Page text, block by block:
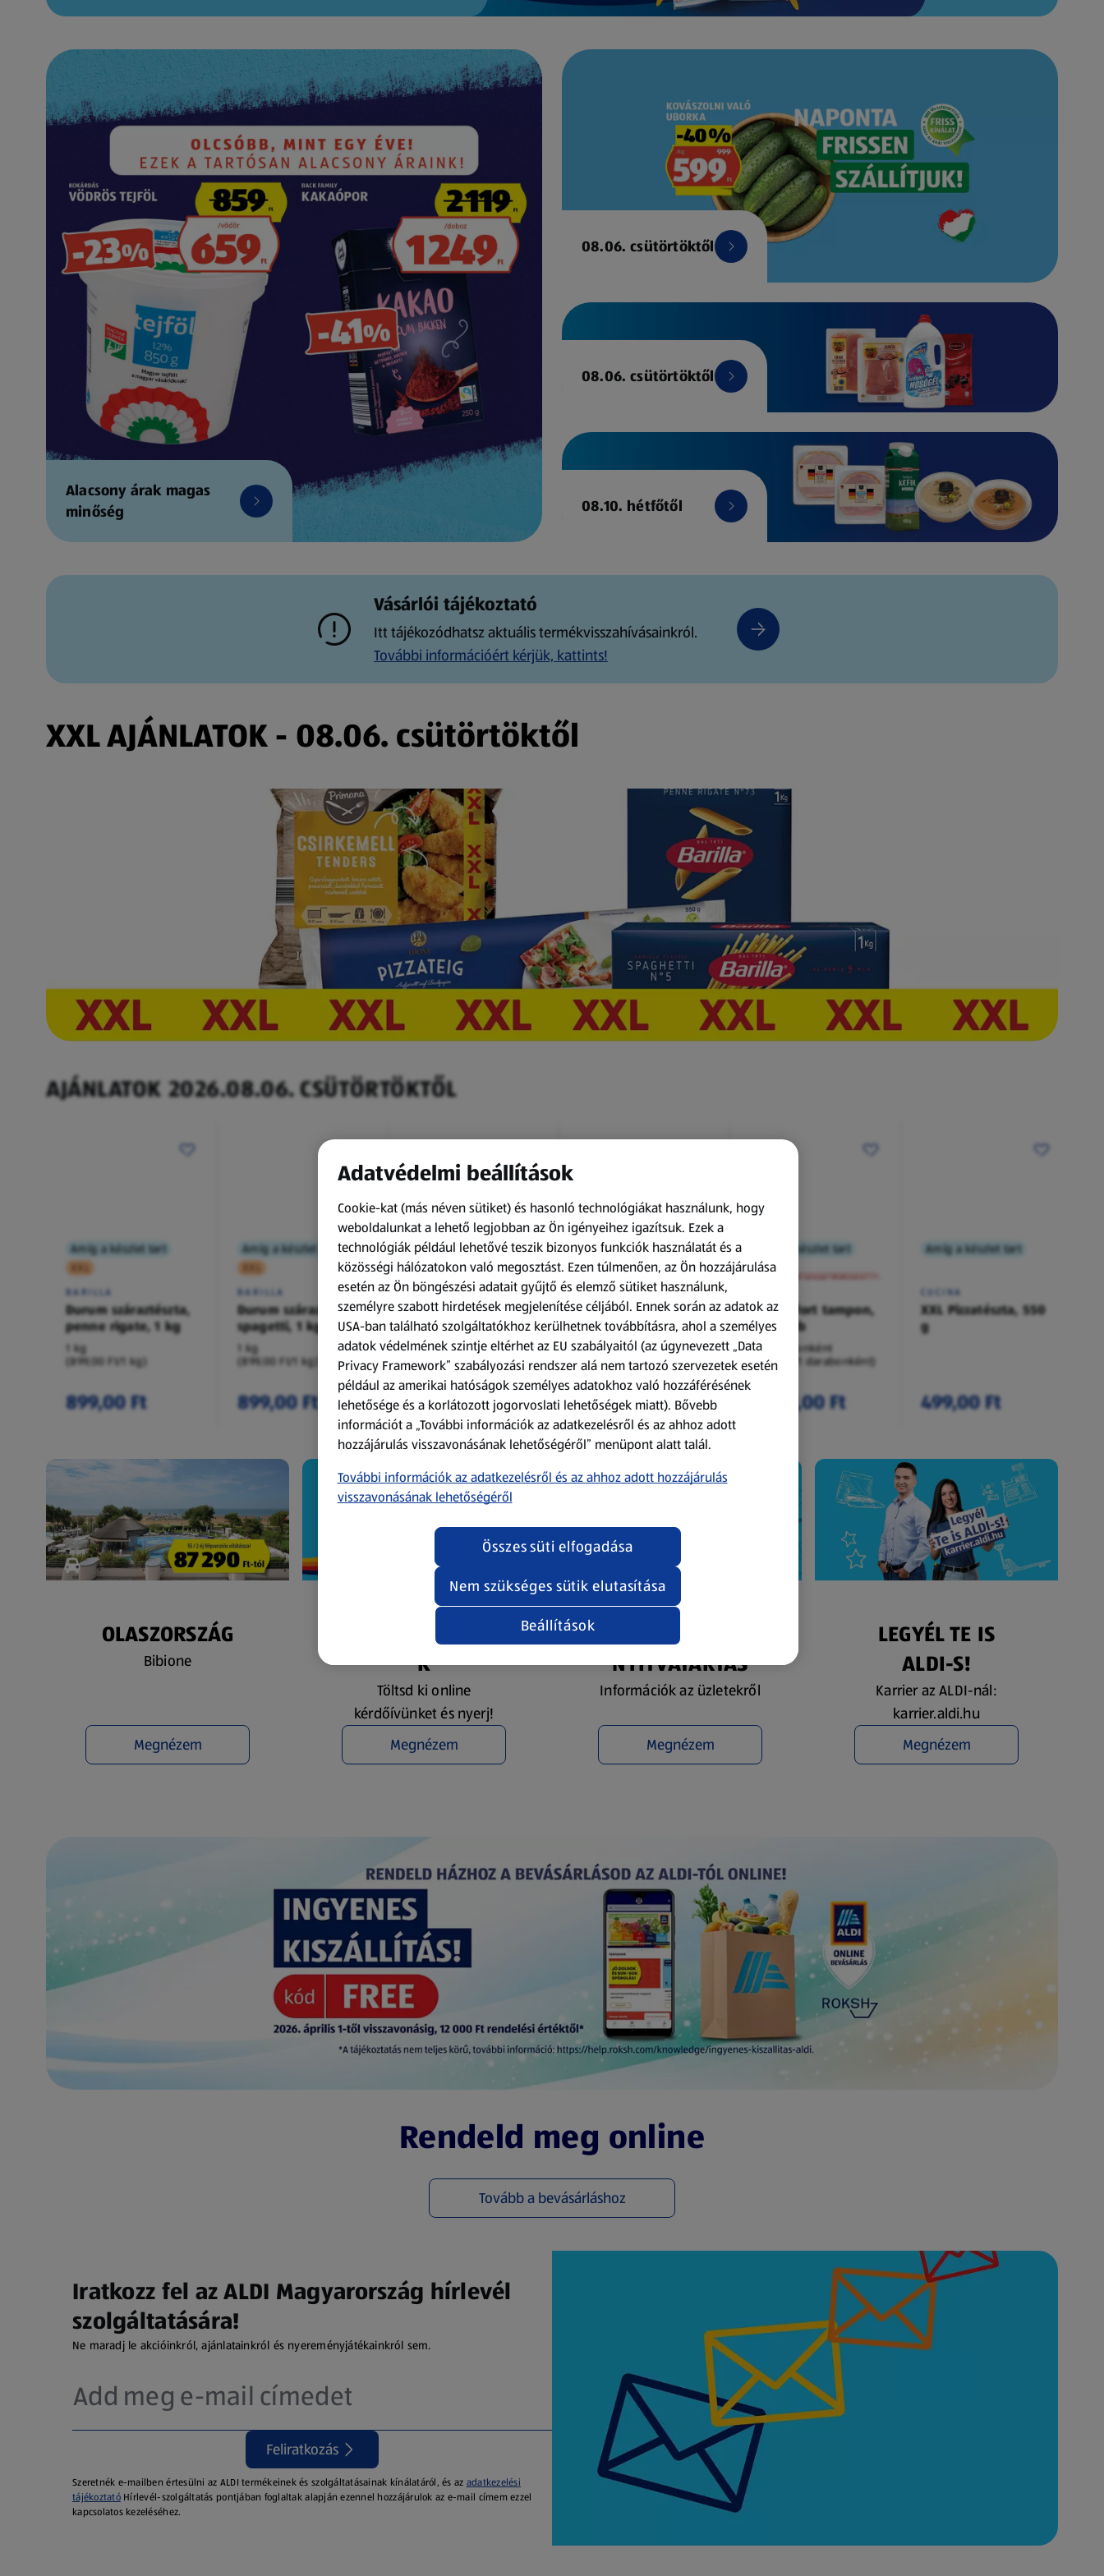
Alacsony árak magas
minőség
08.06. csütörtöktől
08.06. csütörtöktől
08.10. hétfőtől
Vásárlói tájékoztató
Itt tájékozódhatsz aktuális termékvisszahívásainkról.
További információért kérjük, kattints!
XXL AJÁNLATOK - 08.06. csütörtöktől
AJÁNLATOK 2026.08.06. CSÜTÖRTÖKTŐL
Amíg a készlet tart
XXL
BARILLA
Durum száraztészta,
penne rigate, 1 kg
1 kg
(899,00 Ft/1 kg)
899,00 Ft
Amíg a készlet tart
XXL
BARILLA
Durum száraztészta,
spagetti, 1 kg
1 kg
(899,00 Ft/1 kg)
899,00 Ft
Amíg a készlet tart
XXL
ACTIMEL
Actimel joghurtital, 8
palack
0,8 kg
(1 186,25 Ft/1 kg)
949,00 Ft
Amíg a készlet tart
XXL
O.B.
Procomfort tampon,
64 darab
64 darabonként
(59,36 Ft/1 darabonként)
3 799,00 Ft
Amíg a készlet tart
XXL
A termék nem érkezett meg!
Procomfort tampon,
54 darab
54 darabonként
(62,94 Ft/1 darabonként)
3 399,00 Ft
Amíg a készlet tart
CUCINA
XXL Pizzatészta, 550
g
499,00 Ft
OLASZORSZÁG
Bibione
Megnézem
NYEREMÉNYJÁTÉ
K
Töltsd ki online
kérdőívünket és nyerj!
Megnézem
ÜZLETKERESŐ ÉS
NYITVATARTÁS
Információk az üzletekről
Megnézem
LEGYÉL TE IS
ALDI-S!
Karrier az ALDI-nál:
karrier.aldi.hu
Megnézem
(új oldalon nyílik meg)
Rendeld meg online
Tovább a bevásárláshoz
(új oldalon nyílik meg)
Iratkozz fel az ALDI Magyarország hírlevél
szolgáltatására!
Ne maradj le akcióinkról, ajánlatainkról és nyereményjátékainkról sem.
Feliratkozás
Szeretnék e-mailben értesülni az ALDI termékeinek és szolgáltatásainak kínálatáról, és az adatkezelési
tájékoztatóHírlevél-szolgáltatás pontjában foglaltak alapján ezennel hozzájárulok az e-mail címem ezzel
kapcsolatos kezeléséhez.
Adatvédelmi beállítások
Cookie-kat (más néven sütiket) és hasonló technológiákat használunk, hogy
weboldalunkat a lehető legjobban az Ön igényeihez igazítsuk. Ezek a
technológiák például lehetővé teszik bizonyos funkciók használatát és a
közösségi hálózatokon való megosztást. Ezen túlmenően, az Ön hozzájárulása
esetén az Ön böngészési adatait gyűjtő és elemző sütiket használunk,
személyre szabott hirdetések megjelenítése céljából. Ennek során az adatok az
USA-ban található szolgáltatókhoz kerülhetnek továbbításra, ahol a személyes
adatok védelmének szintje eltérhet az EU szabályaitól (az úgynevezett „Data
Privacy Framework” szabályozási rendszer alá nem tartozó szervezetek esetén
például az amerikai hatóságok személyes adatokhoz való hozzáférésének
lehetősége és a korlátozott jogorvoslati lehetőségek miatt). Bővebb
információt a „További információk az adatkezelésről és az ahhoz adott
hozzájárulás visszavonásának lehetőségéről” menüpont alatt talál.
További információk az adatkezelésről és az ahhoz adott hozzájárulás
visszavonásának lehetőségéről
Beállítások
Nem szükséges sütik elutasítása
Összes süti elfogadása